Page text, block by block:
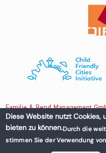
Familie & Beruf Management
Untere Donaustraße 13-15/3 1020
+43 1 218 50 70
Diese Website nutzt Cookies,
bieten zu können.Durch die
stimmen Sie der Verwendung